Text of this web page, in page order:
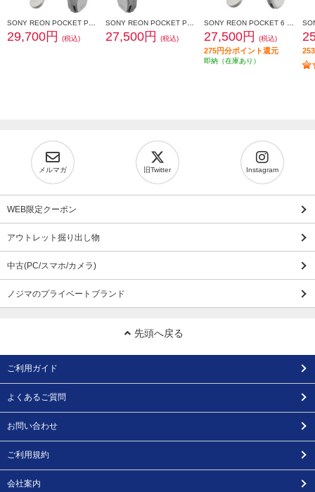
29,700円 (税込) 27,500円 (税込) 27,500円 (税込)
275円分ポイント還元
即納（在庫あり）
メルマガ 旧Twitter Instagram
WEB限定クーポン
アウトレット掘り出し物
中古(PC/スマホ/カメラ)
ノジマのプライベートブランド
先頭へ戻る
ご利用ガイド
よくあるご質問
お問い合わせ
ご利用規約
会社案内